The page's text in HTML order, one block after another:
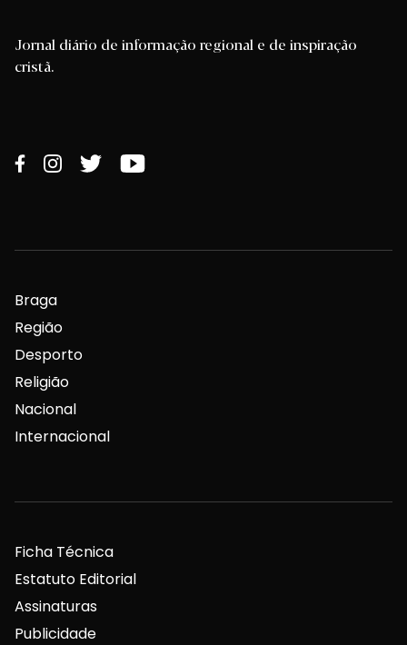
Jornal diário de informação regional e de inspiração
cristã.
Braga
Região
Desporto
Religião
Nacional
Internacional
Ficha Técnica
Estatuto Editorial
Assinaturas
Publicidade